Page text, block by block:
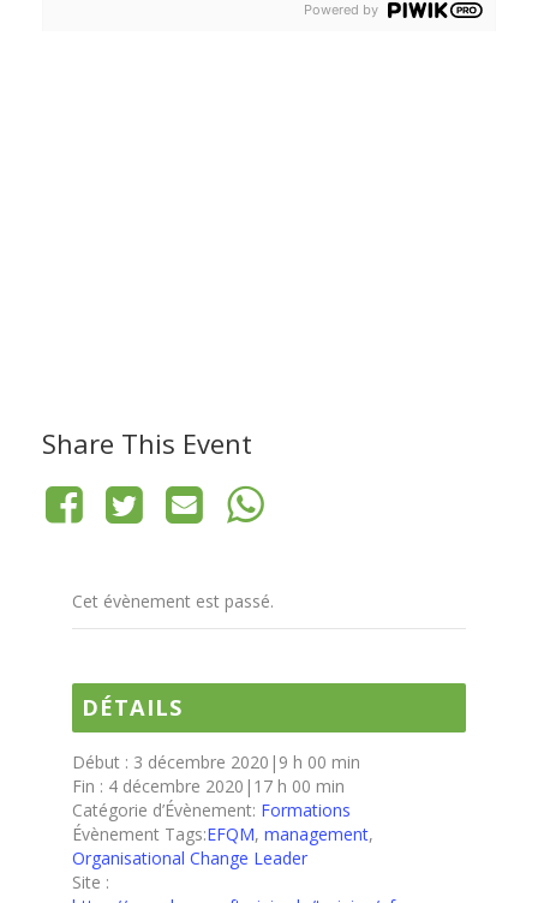
Share This Event
Cet évènement est passé.
DÉTAILS
Début : 3 décembre 2020|9 h 00 min
Fin : 4 décembre 2020|17 h 00 min
Catégorie d’Évènement: Formations
Évènement Tags:EFQM, management,
Organisational Change Leader
Site :